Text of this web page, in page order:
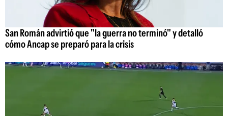
San Román advirtió que "la guerra no terminó" y detalló
cómo Ancap se preparó para la crisis